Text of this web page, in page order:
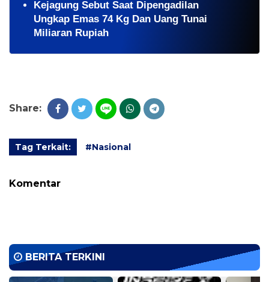
Kejagung Sebut Saat Dipengadilan
Ungkap Emas 74 Kg Dan Uang Tunai
Miliaran Rupiah
Share:
Tag Terkait: #Nasional
Komentar
BERITA TERKINI